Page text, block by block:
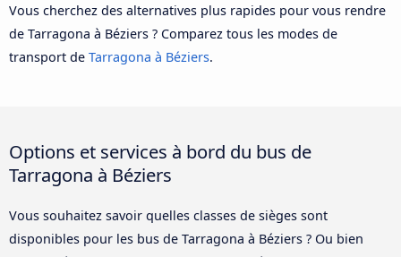
Vous cherchez des alternatives plus rapides pour vous rendre
de Tarragona à Béziers ? Comparez tous les modes de
transport de Tarragona à Béziers.
Options et services à bord du bus de
Tarragona à Béziers
Vous souhaitez savoir quelles classes de sièges sont
disponibles pour les bus de Tarragona à Béziers ? Ou bien